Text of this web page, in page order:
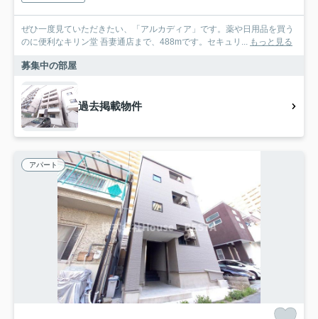
ぜひ一度見ていただきたい、「アルカディア」です。薬や日用品を買う
のに便利なキリン堂 吾妻通店まで、488mです。セキュリ... もっと見る
募集中の部屋
過去掲載物件
アパート